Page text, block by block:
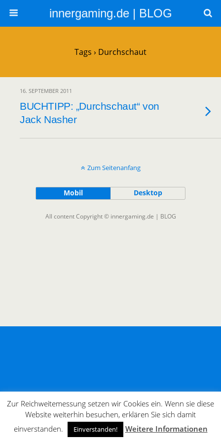
innergaming.de | BLOG
Tags › Durchschaut
16. SEPTEMBER 2011
BUCHTIPP: „Durchschaut“ von
Jack Nasher
Zum Seitenanfang
Mobil Desktop
All content Copyright © innergaming.de | BLOG
Zur Reichweitemessung setzen wir Cookies ein. Wenn sie diese
Website weiterhin besuchen, erklären Sie sich damit
einverstanden.
Einverstanden! Weitere Informationen